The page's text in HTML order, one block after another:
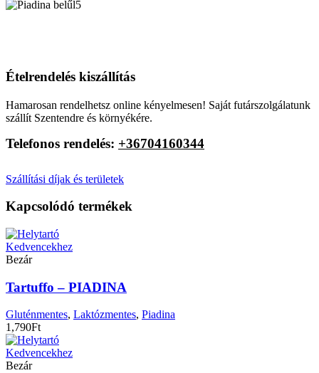
Ételrendelés kiszállítás
Hamarosan rendelhetsz online kényelmesen! Saját futárszolgálatunk
szállít Szentendre és környékére.
Telefonos rendelés: +36704160344
Szállítási díjak és területek
Kapcsolódó termékek
Kedvencekhez
Bezár
Tartuffo – PIADINA
Gluténmentes, Laktózmentes, Piadina
1,790Ft
Kedvencekhez
Bezár